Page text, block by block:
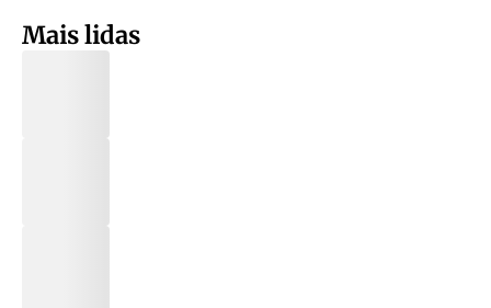
Mais lidas